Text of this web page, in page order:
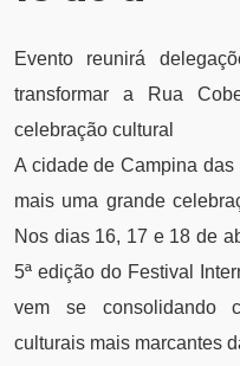
Evento reunirá
transformar a Rua
celebração cultural
A cidade de Campina
mais uma grande
Nos dias 16, 17 e 18 de
5ª edição do Festival
vem se consolidando
culturais mais marcantes